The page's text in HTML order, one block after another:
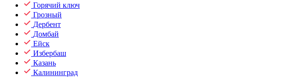
Горячий ключ
Грозный
Дербент
Домбай
Ейск
Избербаш
Казань
Калининград